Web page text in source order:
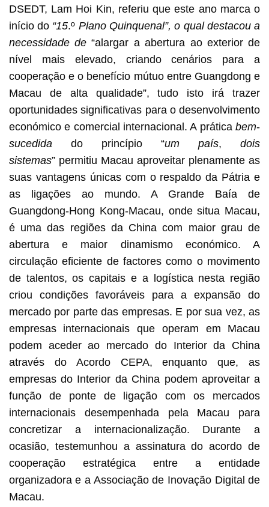
DSEDT, Lam Hoi Kin, referiu que este ano marca o
início do “15.º Plano Quinquenal”, o qual destacou a
necessidade de“alargar a abertura ao exterior de
nível mais elevado, criando cenários para a
cooperação e o benefício mútuo entre Guangdong e
Macau de alta qualidade”, tudo isto irá trazer
oportunidades significativas para o desenvolvimento
económico e comercial internacional. A práticabem-
sucedidado princípio “um país,dois
sistemas” permitiu Macau aproveitar plenamente as
suas vantagens únicas com o respaldo da Pátria e
as ligações ao mundo. A Grande Baía de
Guangdong-Hong Kong-Macau, onde situa Macau,
é uma das regiões da China com maior grau de
abertura e maior dinamismo económico. A
circulação eficiente de factores como o movimento
de talentos, os capitais e a logística nesta região
criou condições favoráveis para a expansão do
mercado por parte das empresas. E por sua vez, as
empresas internacionais que operam em Macau
podem aceder ao mercado do Interior da China
através do Acordo CEPA, enquanto que, as
empresas do Interior da China podem aproveitar a
função de ponte de ligação com os mercados
internacionais desempenhada pela Macau para
concretizar a internacionalização. Durante a
ocasião, testemunhou a assinatura do acordo de
cooperação estratégica entre a entidade
organizadora e a Associação de Inovação Digital de
Macau.